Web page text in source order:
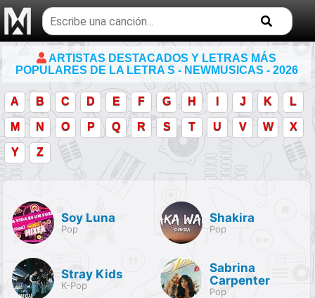
Buscar
temas
musicales
ARTISTAS DESTACADOS Y LETRAS MÁS
POPULARES DE LA LETRA S - NEWMUSICAS - 2026
A B C D E F G H I J K L
M N O P Q R S T U V W X
Y Z
Soy Luna
Pop
Shakira
Pop
Stray Kids
K-Pop
Sabrina
Carpenter
Pop